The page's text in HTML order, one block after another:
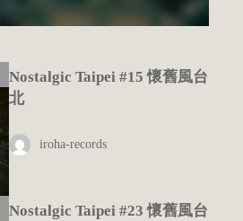
Nostalgic Taipei #15 懷舊風台
北
iroha-records
Nostalgic Taipei #23 懷舊風台